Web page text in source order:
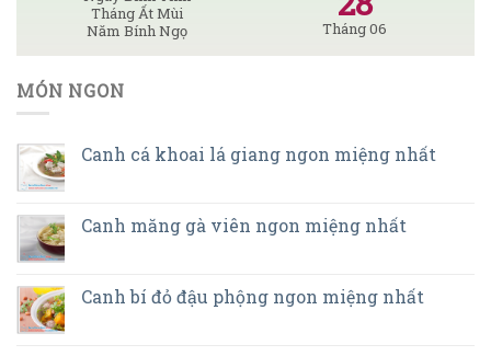
Tháng Ất Mùi
Năm Bính Ngọ
Tháng 06
MÓN NGON
Canh cá khoai lá giang ngon miệng nhất
Canh măng gà viên ngon miệng nhất
Canh bí đỏ đậu phộng ngon miệng nhất